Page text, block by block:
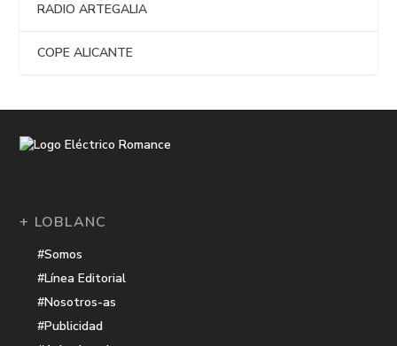
RADIO ARTEGALIA
COPE ALICANTE
+ LOBLANC
#Somos
#Línea Editorial
#Nosotros-as
#Publicidad